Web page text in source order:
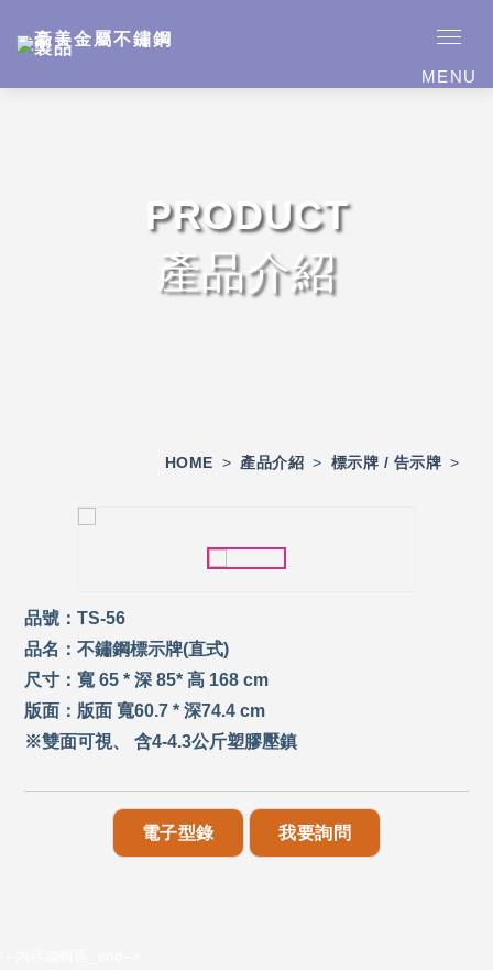
MENU
PRODUCT
產品介紹
HOME > 產品介紹 > 標示牌 / 告示牌 >
品號：TS-56
品名：不鏽鋼標示牌(直式)
尺寸：寬 65 * 深 85* 高 168 cm
版面：版面 寬60.7 * 深74.4 cm
※雙面可視、 含4-4.3公斤塑膠壓鎮
電子型錄 我要詢問